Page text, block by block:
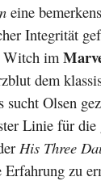
eine
Integrität
Witch im
dem
sucht Olsen
Linie für
His Three
zu